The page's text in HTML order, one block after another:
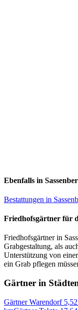
Ebenfalls in
Bestattungen in
Friedhofsgärtner für
Friedhofsgärtner in
Grabgestaltung, als
Unterstützung von
ein Grab pflegen
Gärtner in
Gärtner Warendorf